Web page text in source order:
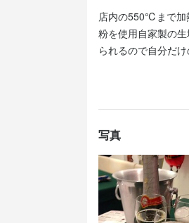
店内の550℃まで加
粉を使用自家製の
られるので自分だ
写真
仕事内容
【ホールスタッフ】
ご案内、オーダー
将来的には、店長
身に付くスキ
ピザ生地づくり・窯焼き
店舗運営